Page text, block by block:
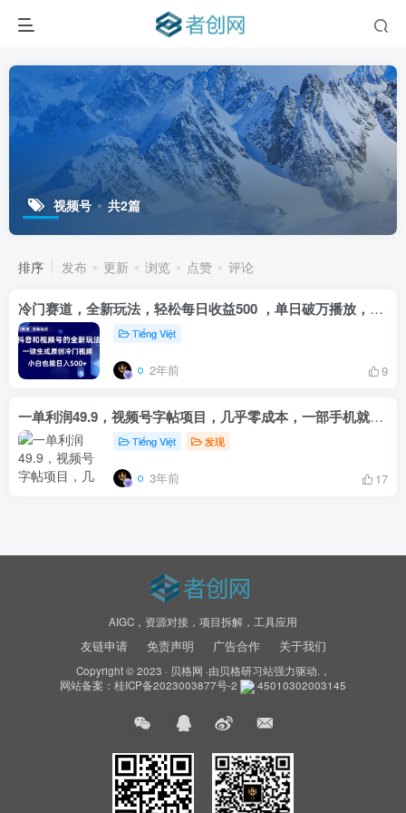
视频号 共2篇
排序 发布 更新 浏览 点赞 评论
冷门赛道，全新玩法，轻松每日收益500 ，单日破万播放，小白也能无脑操作
Tiếng Việt
2年前 9
一单利润49.9，视频号字帖项目，几乎零成本，一部手机就能操作，只要会写字就行
Tiếng Việt 发现
3年前 17
AIGC，资源对接，项目拆解，工具应用
友链申请 免责声明 广告合作 关于我们
Copyright © 2023 · 贝格网 ·由贝格研习站强力驱动.，
网站备案： 桂ICP备2023003877号-2 45010302003145